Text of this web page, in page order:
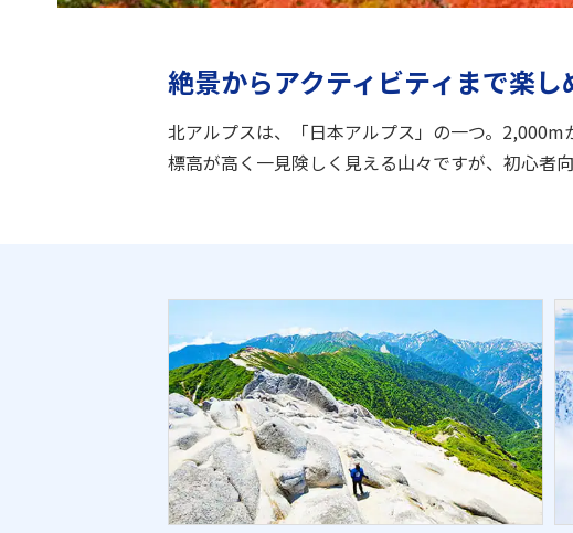
絶景からアクティビティまで楽し
北アルプスは、「日本アルプス」の一つ。2,000m
標高が高く一見険しく見える山々ですが、初心者